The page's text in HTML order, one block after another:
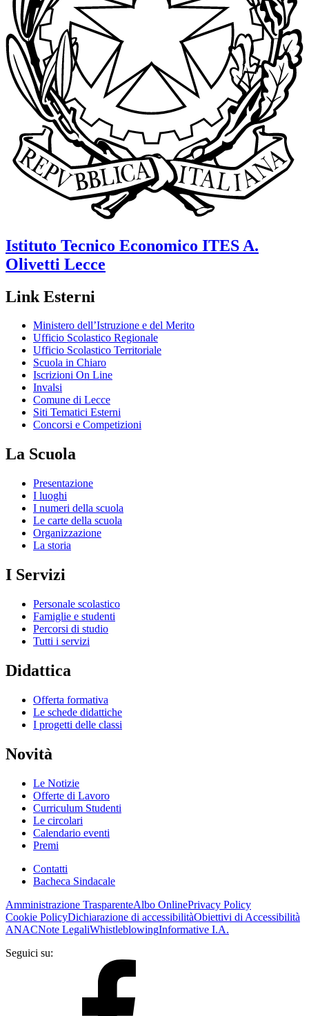
Istituto Tecnico Economico ITES A.
Olivetti Lecce
Link Esterni
Ministero dell’Istruzione e del Merito
Ufficio Scolastico Regionale
Ufficio Scolastico Territoriale
Scuola in Chiaro
Iscrizioni On Line
Invalsi
Comune di Lecce
Siti Tematici Esterni
Concorsi e Competizioni
La Scuola
Presentazione
I luoghi
I numeri della scuola
Le carte della scuola
Organizzazione
La storia
I Servizi
Personale scolastico
Famiglie e studenti
Percorsi di studio
Tutti i servizi
Didattica
Offerta formativa
Le schede didattiche
I progetti delle classi
Novità
Le Notizie
Offerte di Lavoro
Curriculum Studenti
Le circolari
Calendario eventi
Premi
Contatti
Bacheca Sindacale
Amministrazione TrasparenteAlbo OnlinePrivacy Policy
Cookie PolicyDichiarazione di accessibilitàObiettivi di Accessibilità
ANACNote LegaliWhistleblowingInformative I.A.
Seguici su: